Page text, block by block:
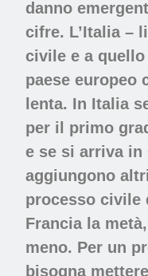
danno
cifre. L’Italia –
civile e a
paese europeo
lenta. In Italia
per il primo
e se si arriva in
aggiungono
processo civile
Francia la
meno. Per un
bisogna